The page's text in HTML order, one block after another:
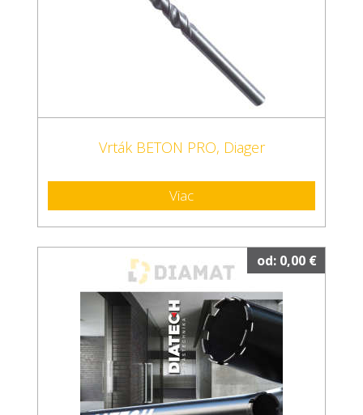
Vrták BETON PRO, Diager
Viac
od: 0,00 €